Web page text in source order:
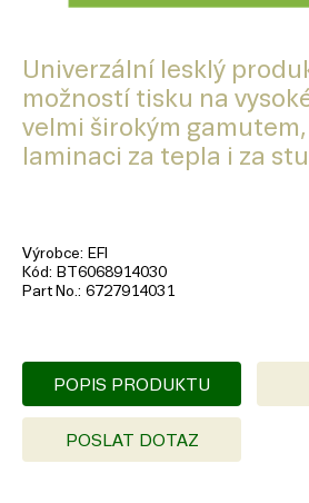
Univerzální lesklý
možností tisku na
velmi širokým
laminaci za tepla i za
Výrobce
EFI
Kód
BT6068914030
Part No. 6727914031
POPIS PRODUKTU
POSLAT DOTAZ